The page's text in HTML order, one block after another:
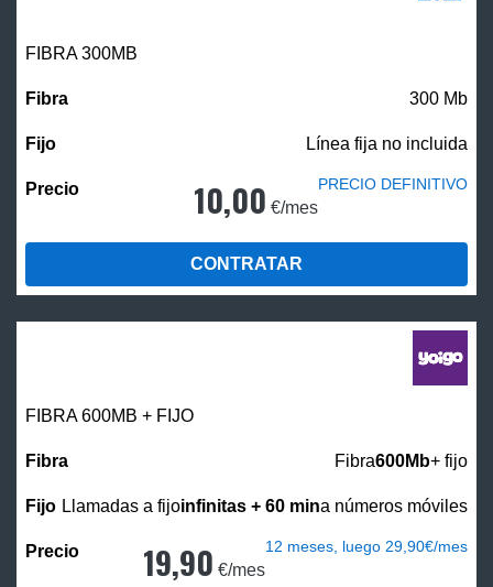
FIBRA 300MB
300 Mb
Línea fija no incluida
10,00 €/mes
PRECIO DEFINITIVO
CONTRATAR
FIBRA 600MB + FIJO
Fibra600Mb+ fijo
Llamadas a fijoinfinitas + 60 mina números móviles
19,90 €/mes
12 meses, luego 29,90€/mes